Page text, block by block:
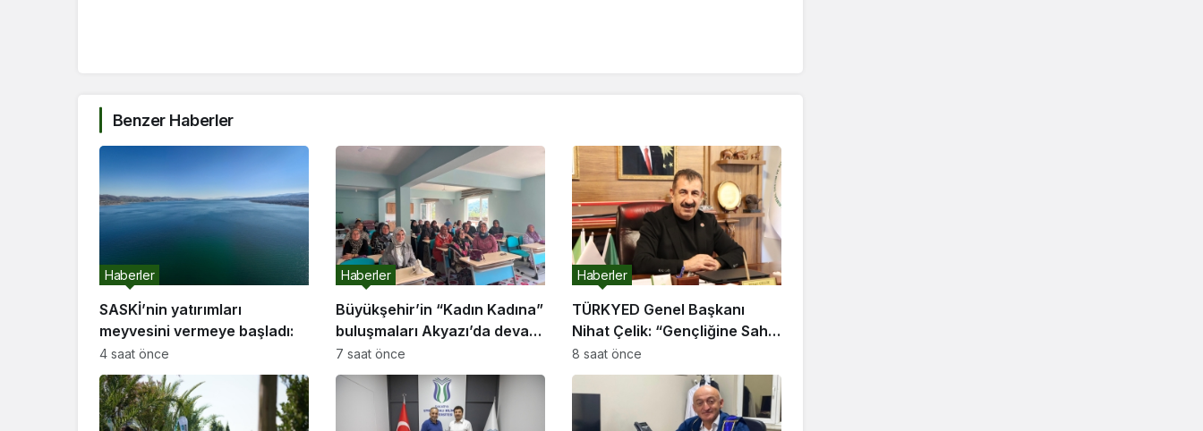
Benzer Haberler
SASKİ’nin yatırımları
meyvesini vermeye başladı:
Haberler
4 saat önce
Büyükşehir’in “Kadın Kadına”
buluşmaları Akyazı’da devam
etti
Haberler
7 saat önce
TÜRKYED Genel Başkanı
Nihat Çelik: “Gençliğine Sahip
Çıkmayan Milletler Geleceğini
İnşa Edemez”
Haberler
8 saat önce